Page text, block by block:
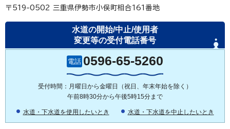
〒519-0502 三重県伊勢市小俣町相合161番地
水道の開始/中止/使用者
変更等の受付電話番号
電話 0596-65-5260
受付時間：月曜日から金曜日（祝日、年末年始を除く）
午前8時30分から午後5時15分まで
水道・下水道を使用したいとき 水道・下水道を中止したいとき